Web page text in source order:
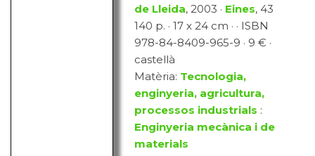
de Lleida, 2003 · Eines, 43
140 p. · 17 x 24 cm · · ISBN
978-84-8409-965-9 · 9 € ·
castellà
Matèria: Tecnologia,
enginyeria, agricultura,
processos industrials :
Enginyeria mecànica i de
materials